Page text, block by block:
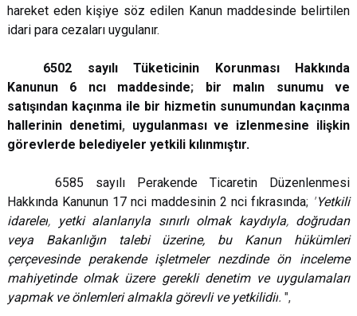
hareket eden kişiye söz edilen Kanun maddesinde belirtilen
idari para cezaları uygulanır.
6502 sayılı Tüketicinin Korunması Hakkında
Kanunun 6 ncı maddesinde; bir malın sunumu ve
satışından kaçınma ile bir hizmetin sunumundan kaçınma
hallerinin denetimi, uygulanması ve izlenmesine ilişkin
görevlerde belediyeler yetkili kılınmıştır.
6585 sayılı Perakende Ticaretin Düzenlenmesi
Hakkında Kanunun 17 nci maddesinin 2 nci fıkrasında; "Yetkili
idareler, yetki alanlarıyla sınırlı olmak kaydıyla, doğrudan
veya Bakanlığın talebi üzerine, bu Kanun hükümleri
çerçevesinde perakende işletmeler nezdinde ön inceleme
mahiyetinde olmak üzere gerekli denetim ve uygulamaları
yapmak ve önlemleri almakla görevli ve yetkilidir. ",